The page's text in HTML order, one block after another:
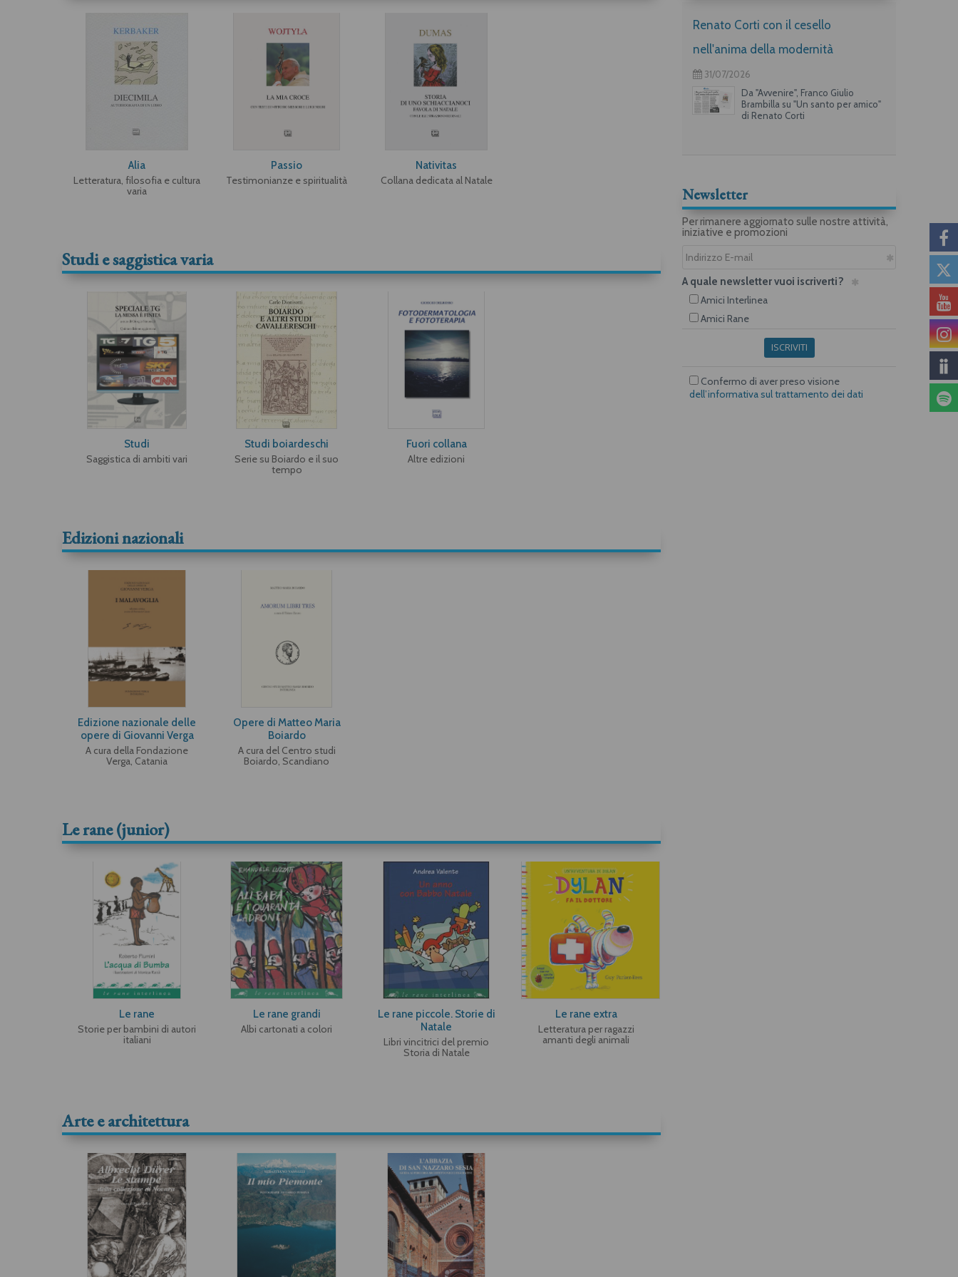
Alia
Letteratura, filosofia e cultura
varia
Passio
Testimonianze e spiritualità
Nativitas
Collana dedicata al Natale
Studi e saggistica varia
Studi
Saggistica di ambiti vari
Studi boiardeschi
Serie su Boiardo e il suo
tempo
Fuori collana
Altre edizioni
Edizioni nazionali
Edizione nazionale delle
opere di Giovanni Verga
A cura della Fondazione
Verga, Catania
Opere di Matteo Maria
Boiardo
A cura del Centro studi
Boiardo, Scandiano
Le rane (junior)
Le rane
Storie per bambini di autori
italiani
Le rane grandi
Albi cartonati a colori
Le rane piccole. Storie di
Natale
Libri vincitrici del premio
Storia di Natale
Le rane extra
Letteratura per ragazzi
amanti degli animali
Arte e architettura
Renato Corti con il cesello
nell'anima della modernità
31/07/2026
Da "Avvenire", Franco Giulio
Brambilla su "Un santo per amico"
di Renato Corti
Newsletter
Per rimanere aggiornato sulle nostre attività,
iniziative e promozioni
A quale newsletter vuoi iscriverti?
Amici Interlinea
Amici Rane
ISCRIVITI
Confermo di aver preso visione
dell’informativa sul trattamento dei dati